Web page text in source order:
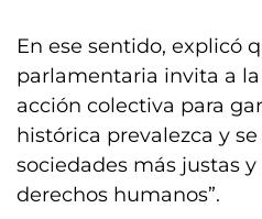
En ese sentido, explicó
parlamentaria invita a
acción colectiva para
histórica prevalezca y
sociedades más justas
derechos humanos”.